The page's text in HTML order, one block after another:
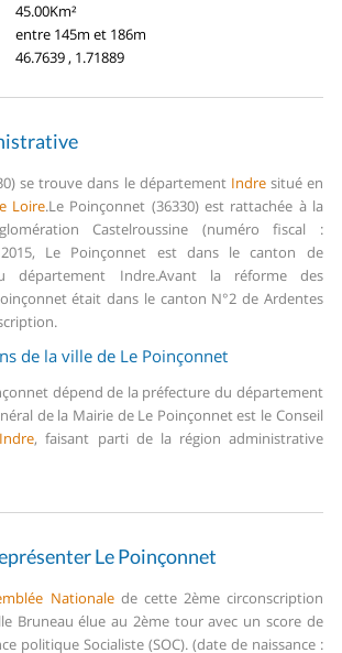
45.00Km²
entre 145m et 186m
46.7639 , 1.71889
se trouve dans le département Indresitué en
Loire.Le Poinçonnet (36330) est rattachée à la
Castelroussine (numéro fiscal :
Le Poinçonnet est dans le canton de
département Indre.Avant la réforme des
était dans le canton N°2 de Ardentes
de la ville de Le Poinçonnet
dépend de la préfecture du département
de la Mairie de Le Poinçonnet est le Conseil
Indre, faisant parti de la région administrative
Le Poinçonnet
Nationalede cette 2ème circonscription
Bruneau élue au 2ème tour avec un score de
politique Socialiste (SOC). (date de naissance :